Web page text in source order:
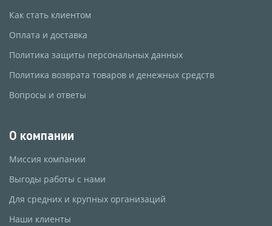
Как стать клиентом
Оплата и доставка
Политика защиты персональных данных
Политика возврата товаров и денежных средств
Вопросы и ответы
О компании
Миссия компании
Выгоды работы с нами
Для средних и крупных организаций
Наши клиенты